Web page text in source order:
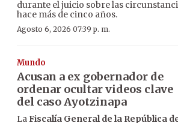
durante el juicio sobre las
hace más de cinco años.
Agosto 6, 2026 07:39 p. m.
Mundo
Acusan a ex gobernador de
ordenar ocultar videos clave
del caso Ayotzinapa
LaFiscalía General de la República